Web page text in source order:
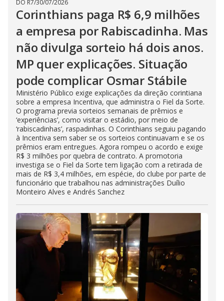
DO R7/30/07/2026
Corinthians paga R$ 6,9 milhões
a empresa por Rabiscadinha. Mas
não divulga sorteio há dois anos.
MP quer explicações. Situação
pode complicar Osmar Stábile
Ministério Público exige explicações da direção corintiana
sobre a empresa Incentiva, que administra o Fiel da Sorte.
O programa previa sorteios semanais de prêmios e
‘experiências’, como visitar o estádio, por meio de
‘rabiscadinhas’, raspadinhas. O Corinthians seguiu pagando
à Incentiva sem saber se os sorteios continuavam e se os
prêmios eram entregues. Agora rompeu o acordo e exige
R$ 3 milhões por quebra de contrato. A promotoria
investiga se o Fiel da Sorte tem ligação com a retirada de
mais de R$ 3,4 milhões, em espécie, do clube por parte de
funcionário que trabalhou nas administrações Duílio
Monteiro Alves e Andrés Sanchez